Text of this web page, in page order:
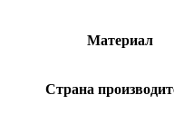
Материал
Страна